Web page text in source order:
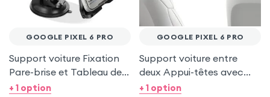
GOOGLE PIXEL 6 PRO
Support voiture Fixation
Pare-brise et Tableau de
bord pour Google Pixel 6
+ 1 option
GOOGLE PIXEL 6 PRO
Support voiture entre
deux Appui-têtes avec
Tête rotative à 360° pour
+ 1 option